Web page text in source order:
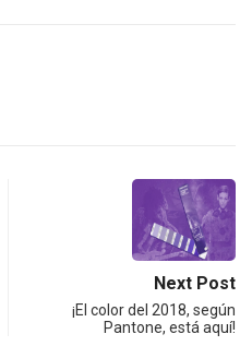
Next Post
¡El color del 2018, según
Pantone, está aquí!